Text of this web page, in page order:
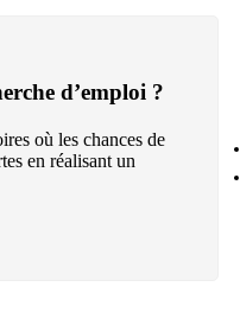
d’emploi ?
où les chances de
en réalisant un